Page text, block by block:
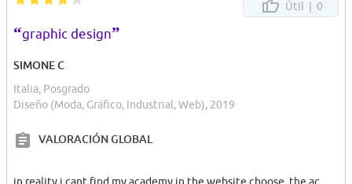
Útil | 0
“graphic design”
SIMONE C
Italia, Posgrado
Diseño (Moda, Gráfico, Industrial, Web), 2019
VALORACIÓN GLOBAL